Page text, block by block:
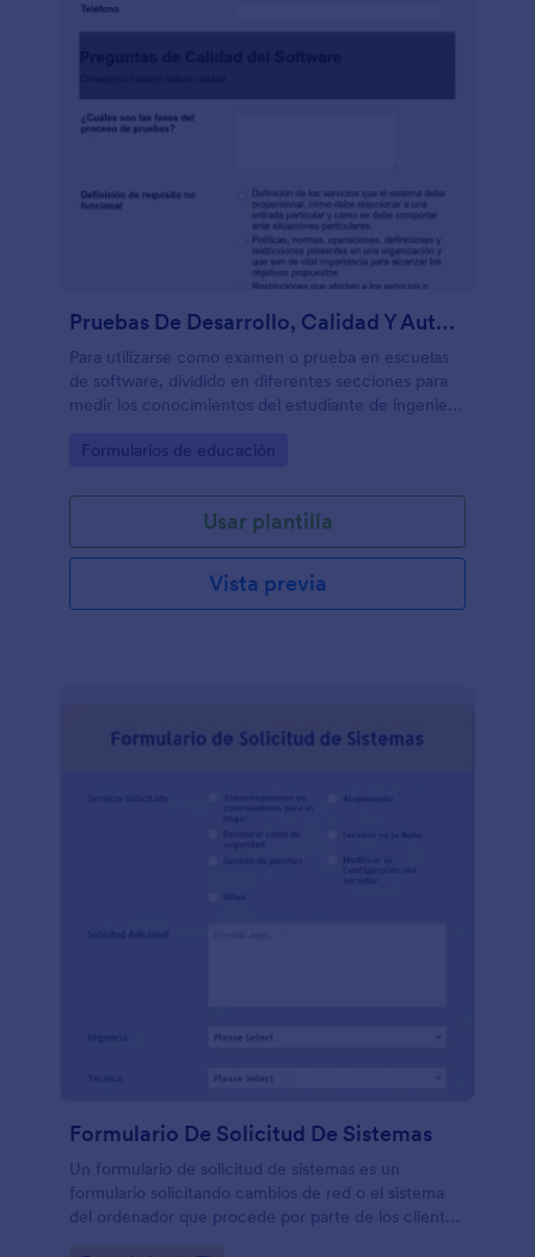
Pruebas De Desarrollo, Calidad Y Automatización De Software
Para utilizarse como examen o prueba en escuelas
de software, dividido en diferentes secciones para
medir los conocimientos del estudiante de ingeniería
Go to Category:
Formularios de educación
Usar plantilla
Vista previa
Formulario De Solicitud De Sistemas
Un formulario de solicitud de sistemas es un
formulario solicitando cambios de red o el sistema
del ordenador que procede por parte de los clientes